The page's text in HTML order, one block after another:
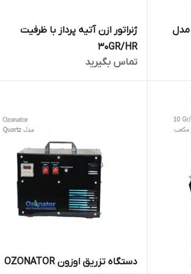
دستگاه تزریق ازن PROZONE مدل
ژنراتور ازن آتیه پرداز با ظرفیت
30GR/HR
تماس بگیرید
دستگاه تزریق اوزون OZONATOR